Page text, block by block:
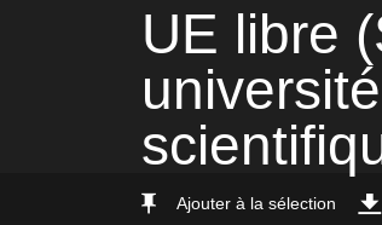
UE libre
Ajouter à la sélection